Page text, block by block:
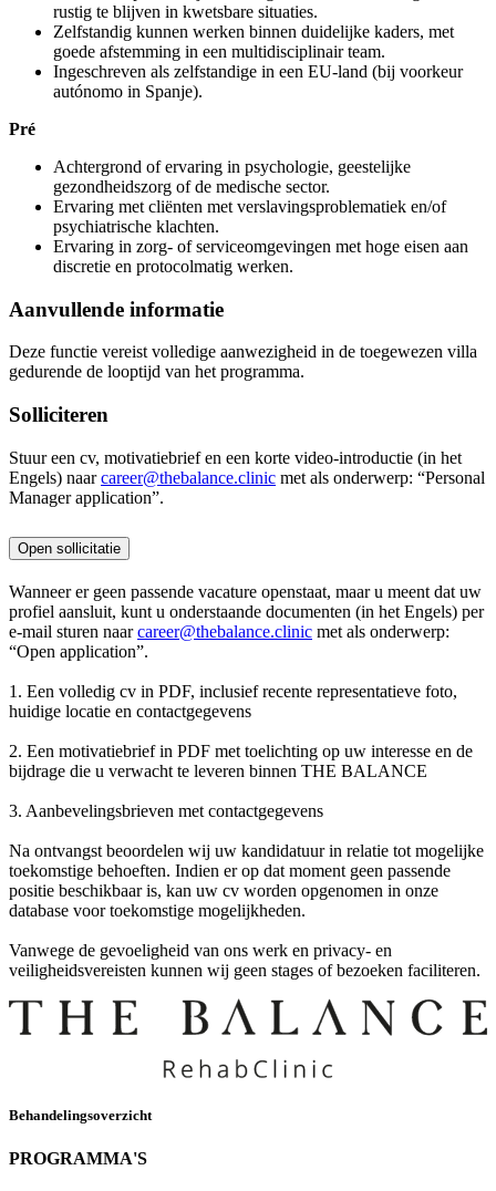
rustig te blijven in kwetsbare situaties.
Zelfstandig kunnen werken binnen duidelijke kaders, met
goede afstemming in een multidisciplinair team.
Ingeschreven als zelfstandige in een EU-land (bij voorkeur
autónomo in Spanje).
Pré
Achtergrond of ervaring in psychologie, geestelijke
gezondheidszorg of de medische sector.
Ervaring met cliënten met verslavingsproblematiek en/of
psychiatrische klachten.
Ervaring in zorg- of serviceomgevingen met hoge eisen aan
discretie en protocolmatig werken.
Aanvullende informatie
Deze functie vereist volledige aanwezigheid in de toegewezen villa
gedurende de looptijd van het programma.
Solliciteren
Stuur een cv, motivatiebrief en een korte video-introductie (in het
Engels) naarcareer@thebalance.clinic met als onderwerp: “Personal
Manager application”.
Open sollicitatie
Wanneer er geen passende vacature openstaat, maar u meent dat uw
profiel aansluit, kunt u onderstaande documenten (in het Engels) per
e-mail sturen naarcareer@thebalance.clinic met als onderwerp:
“Open application”.
1. Een volledig cv in PDF, inclusief recente representatieve foto,
huidige locatie en contactgegevens
2. Een motivatiebrief in PDF met toelichting op uw interesse en de
bijdrage die u verwacht te leveren binnen THE BALANCE
3. Aanbevelingsbrieven met contactgegevens
Na ontvangst beoordelen wij uw kandidatuur in relatie tot mogelijke
toekomstige behoeften. Indien er op dat moment geen passende
positie beschikbaar is, kan uw cv worden opgenomen in onze
database voor toekomstige mogelijkheden.
Vanwege de gevoeligheid van ons werk en privacy- en
veiligheidsvereisten kunnen wij geen stages of bezoeken faciliteren.
Behandelingsoverzicht
PROGRAMMA'S